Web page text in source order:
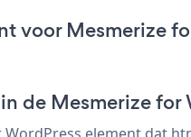
voor Mesmerize
de Mesmerize for